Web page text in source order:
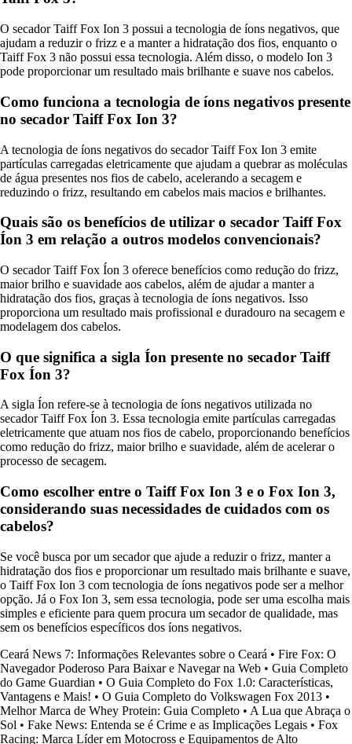
O secador Taiff Fox Ion 3 possui a tecnologia de íons negativos, que
ajudam a reduzir o frizz e a manter a hidratação dos fios, enquanto o
Taiff Fox 3 não possui essa tecnologia. Além disso, o modelo Ion 3
pode proporcionar um resultado mais brilhante e suave nos cabelos.
Como funciona a tecnologia de íons negativos presente
no secador Taiff Fox Ion 3?
A tecnologia de íons negativos do secador Taiff Fox Ion 3 emite
partículas carregadas eletricamente que ajudam a quebrar as moléculas
de água presentes nos fios de cabelo, acelerando a secagem e
reduzindo o frizz, resultando em cabelos mais macios e brilhantes.
Quais são os benefícios de utilizar o secador Taiff Fox
Íon 3 em relação a outros modelos convencionais?
O secador Taiff Fox Íon 3 oferece benefícios como redução do frizz,
maior brilho e suavidade aos cabelos, além de ajudar a manter a
hidratação dos fios, graças à tecnologia de íons negativos. Isso
proporciona um resultado mais profissional e duradouro na secagem e
modelagem dos cabelos.
O que significa a sigla Íon presente no secador Taiff
Fox Íon 3?
A sigla Íon refere-se à tecnologia de íons negativos utilizada no
secador Taiff Fox Íon 3. Essa tecnologia emite partículas carregadas
eletricamente que atuam nos fios de cabelo, proporcionando benefícios
como redução do frizz, maior brilho e suavidade, além de acelerar o
processo de secagem.
Como escolher entre o Taiff Fox Ion 3 e o Fox Ion 3,
considerando suas necessidades de cuidados com os
cabelos?
Se você busca por um secador que ajude a reduzir o frizz, manter a
hidratação dos fios e proporcionar um resultado mais brilhante e suave,
o Taiff Fox Ion 3 com tecnologia de íons negativos pode ser a melhor
opção. Já o Fox Ion 3, sem essa tecnologia, pode ser uma escolha mais
simples e eficiente para quem procura um secador de qualidade, mas
sem os benefícios específicos dos íons negativos.
Ceará News 7: Informações Relevantes sobre o Ceará • Fire Fox: O
Navegador Poderoso Para Baixar e Navegar na Web • Guia Completo
do Game Guardian • O Guia Completo do Fox 1.0: Características,
Vantagens e Mais! • O Guia Completo do Volkswagen Fox 2013 •
Melhor Marca de Whey Protein: Guia Completo • A Lua que Abraça o
Sol • Fake News: Entenda se é Crime e as Implicações Legais • Fox
Racing: Marca Líder em Motocross e Equipamentos de Alto